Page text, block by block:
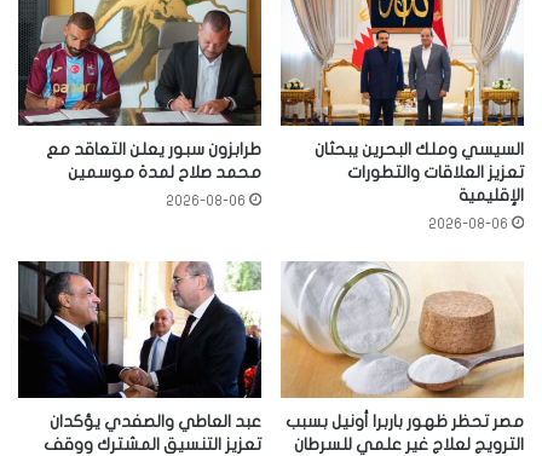
السيسي وملك البحرين يبحثان
تعزيز العلاقات والتطورات
الإقليمية
2026-08-06
طرابزون سبور يعلن التعاقد مع
محمد صلاح لمدة موسمين
2026-08-06
مصر تحظر ظهور باربرا أونيل بسبب
الترويج لعلاج غير علمي للسرطان
عبد العاطي والصفدي يؤكدان
تعزيز التنسيق المشترك ووقف